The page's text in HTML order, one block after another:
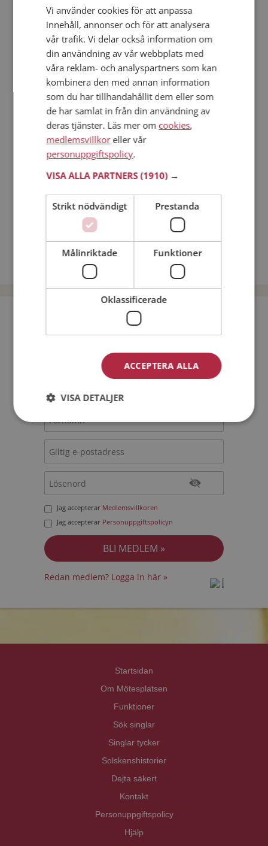
Mötesplatsen kan du blir medlem och söka bland tusentals
dejtingintresserade singlar i Arvidsjaur
Läs mer
Steg 1 - Bli medlem & skapa en presentation
Steg 2 - Så här fungerar våra sökfunktioner
Steg 3 - Tips på hur du tar kontakt
Dejta säkert
Dejting i mobilen
Nätdejtingtips
Match Making på Mötesplatsen
Läs mer om vad Mötesplatsens singlar tycker
Män från Arvidsjaur
Dejta kvinnor i Sverige
Dejta män i Sverige
Bli medlem utan kostnad!
Man Kvinna
Jag accepterar Medlemsvillkoren
Jag accepterar Personuppgiftspolicyn
Redan medlem? Logga in här »
Startsidan
Om Mötesplatsen
Funktioner
Sök singlar
Singlar tycker
Solskenshistorier
Dejta säkert
Kontakt
Personuppgiftspolicy
Hjälp
Vi använder cookies för att anpassa
innehåll, annonser och för att analysera
vår trafik. Vi delar också information om
din användning av vår webbplats med
våra reklam- och analyspartners som kan
kombinera den med annan information
som du har tillhandahållit dem eller som
de har samlat in från din användning av
deras tjänster. Läs mer om cookies,
medlemsvillkoreller vår
personuppgiftspolicy.
VISA ALLA PARTNERS(1910) →
Strikt nödvändigt Prestanda
Målinriktade Funktioner
Oklassificerade
ACCEPTERA ALLA
VISA DETALJER